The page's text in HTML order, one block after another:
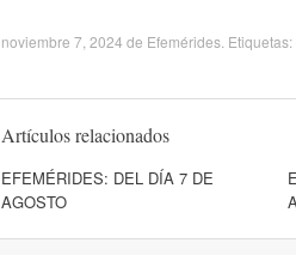
noviembre 7, 2024 de Efemérides . Etiquetas:
Artículos relacionados
EFEMÉRIDES: DEL DÍA 7 DE
AGOSTO